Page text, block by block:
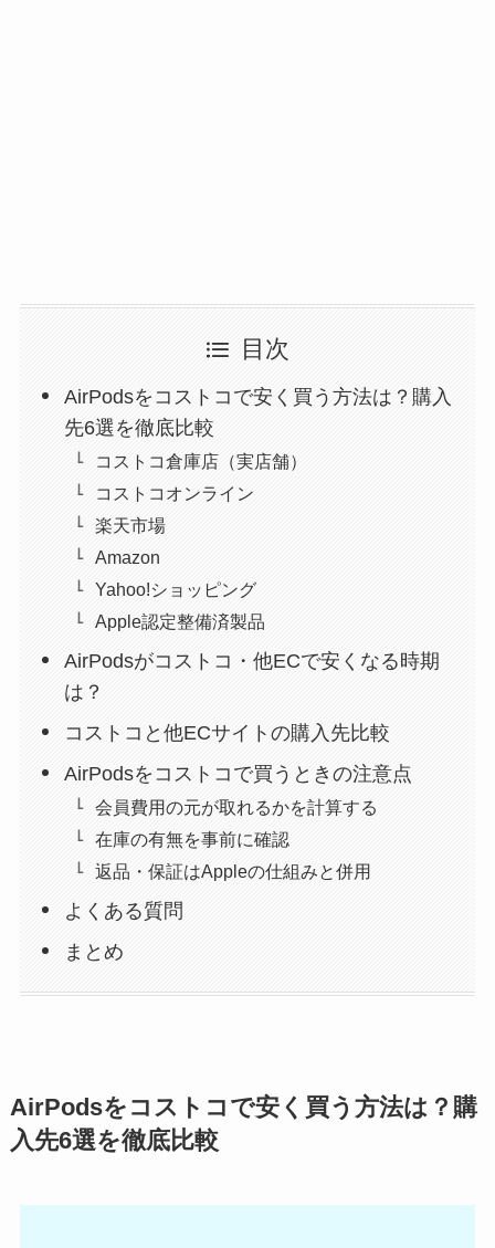
目次
AirPodsをコストコで安く買う方法は？購入
先6選を徹底比較
コストコ倉庫店（実店舗）
コストコオンライン
楽天市場
Amazon
Yahoo!ショッピング
Apple認定整備済製品
AirPodsがコストコ・他ECで安くなる時期
は？
コストコと他ECサイトの購入先比較
AirPodsをコストコで買うときの注意点
会員費用の元が取れるかを計算する
在庫の有無を事前に確認
返品・保証はAppleの仕組みと併用
よくある質問
まとめ
AirPodsをコストコで安く買う方法は？購
入先6選を徹底比較